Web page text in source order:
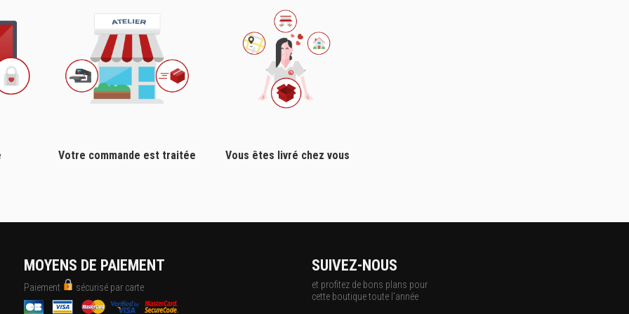
Votre commande est traitée Vous êtes livré chez vous
MOYENS DE PAIEMENT
Paiement sécurisé par carte
SUIVEZ-NOUS
et profitez de bons plans pour
cette boutique toute l'année